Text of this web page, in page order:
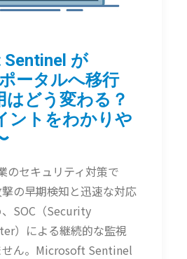
が
ータルへ移行
はどう変わる？
ントをわかりや
のセキュリティ対策で
の早期検知と迅速な対応
SOC（Security
）による継続的な監視
せん。Microsoft Sentinel